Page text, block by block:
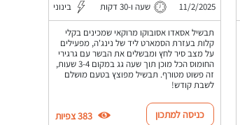
11/2/2025 שעה ו-30 דקות בינוני
תבשיל אסאדו אסובוקו מרוקאי שמכינים בקלי
קלות בעזרת הסמארט ליד של נינג'ה, מפעילים
על מצב סיר לחץ ומבשלים את הבשר עם גרגירי
החומוס הכל מוכן תוך שעה גג במקום 3-4 שעות,
זה פשוט מטורף. תבשיל מפוצץ בטעם מושלם
לשבת קודש!
כניסה למתכון 383 צפיות